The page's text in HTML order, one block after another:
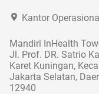
Kantor
Mandiri InHealth
Jl. Prof. DR. Satrio
Karet Kuningan,
Jakarta Selatan,
12940